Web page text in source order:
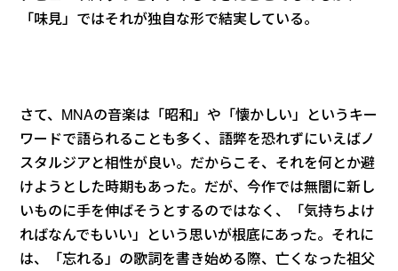
「味見」ではそれが独自な形で結実している。
さて、MNAの音楽は「昭和」や「懐かしい」というキー
ワードで語られることも多く、語弊を恐れずにいえばノ
スタルジアと相性が良い。だからこそ、それを何とか避
けようとした時期もあった。だが、今作では無闇に新し
いものに手を伸ばそうとするのではなく、「気持ちよけ
ればなんでもいい」という思いが根底にあった。それに
は、「忘れる」の歌詞を書き始める際、亡くなった祖父